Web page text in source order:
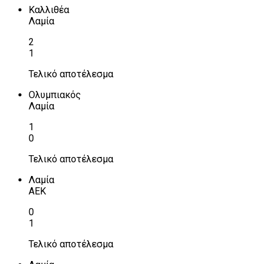
Καλλιθέα
Λαμία
2
1
Τελικό αποτέλεσμα
Ολυμπιακός
Λαμία
1
0
Τελικό αποτέλεσμα
Λαμία
ΑΕΚ
0
1
Τελικό αποτέλεσμα